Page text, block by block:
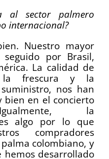
al sector palmero
internacional?
Nuestro mayor
por Brasil,
La calidad de
la frescura y la
nos han
bien en el concierto
la
algo por lo que
compradores
colombiano, y
desarrollado